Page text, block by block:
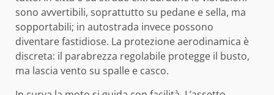
sono avvertibili, soprattutto su pedane e sella, ma
sopportabili; in autostrada invece possono
diventare fastidiose. La protezione aerodinamica è
discreta: il parabrezza regolabile protegge il busto,
ma lascia vento su spalle e casco.